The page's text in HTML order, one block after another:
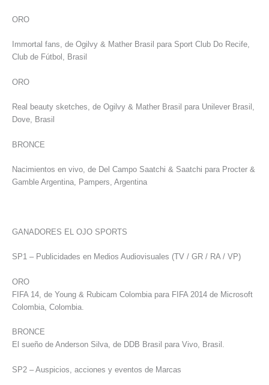
ORO
Immortal fans, de Ogilvy & Mather Brasil para Sport Club Do Recife,
Club de Fútbol, Brasil
ORO
Real beauty sketches, de Ogilvy & Mather Brasil para Unilever Brasil,
Dove, Brasil
BRONCE
Nacimientos en vivo, de Del Campo Saatchi & Saatchi para Procter &
Gamble Argentina, Pampers, Argentina
GANADORES EL OJO SPORTS
SP1 – Publicidades en Medios Audiovisuales (TV / GR / RA / VP)
ORO
FIFA 14, de Young & Rubicam Colombia para FIFA 2014 de Microsoft
Colombia, Colombia.
BRONCE
El sueño de Anderson Silva, de DDB Brasil para Vivo, Brasil.
SP2 – Auspicios, acciones y eventos de Marcas